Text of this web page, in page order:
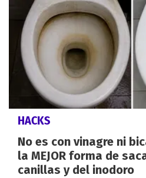
HACKS
No es con vinagre ni
la MEJOR forma de
canillas y del inodoro